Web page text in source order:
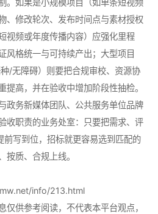
。如果是小规模项目（如单条短视频
、修改轮次、发布时间点与素材授权
视频或年度传播内容）应强化里程
风格统一与可持续产出；大型项目
/无障碍）则要把合规审校、资源协
提高，并在验收中增加阶段性抽检。
政务新媒体团队、公共服务单位品牌
收职责的业务处室：只要把需求、评
前写到位，招标就更容易选到匹配的
按质、合规上线。
info/213.html
仅供参考阅读，不代表本平台观点，